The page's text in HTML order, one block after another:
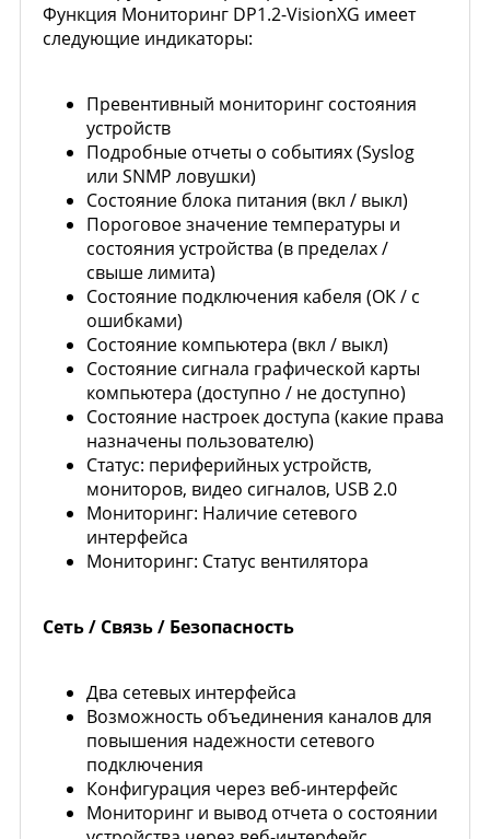
Функция Мониторинг DP1.2-VisionXG имеет
следующие индикаторы:
Превентивный мониторинг состояния
устройств
Подробные отчеты о событиях (Syslog
или SNMP ловушки)
Состояние блока питания (вкл / выкл)
Пороговое значение температуры и
состояния устройства (в пределах /
свыше лимита)
Состояние подключения кабеля (ОК / с
ошибками)
Состояние компьютера (вкл / выкл)
Состояние сигнала графической карты
компьютера (доступно / не доступно)
Состояние настроек доступа (какие права
назначены пользователю)
Статус: периферийных устройств,
мониторов, видео сигналов, USB 2.0
Мониторинг: Наличие сетевого
интерфейса
Мониторинг: Статус вентилятора
Сеть / Связь / Безопасность
Два сетевых интерфейса
Возможность объединения каналов для
повышения надежности сетевого
подключения
Конфигурация через веб-интерфейс
Мониторинг и вывод отчета о состоянии